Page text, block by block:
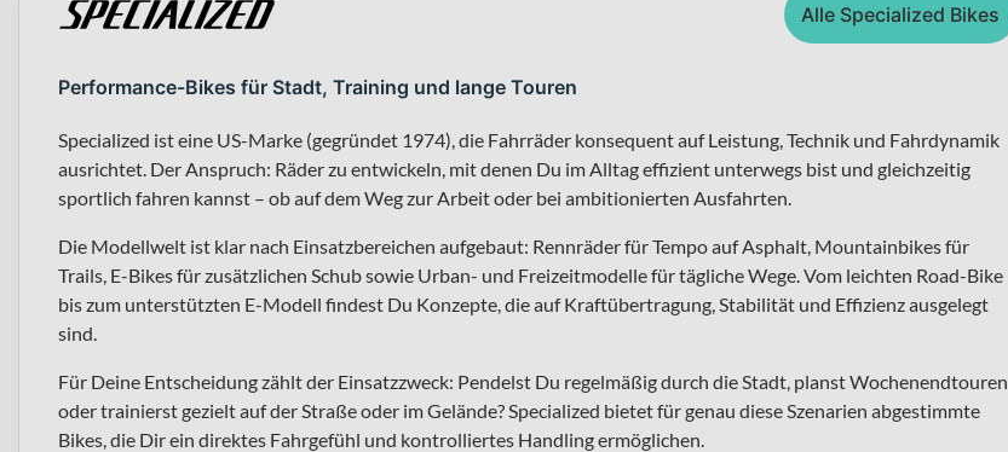
Alle Specialized Bikes
Performance-Bikes für Stadt, Training und lange Touren
Specialized ist eine US-Marke (gegründet 1974), die Fahrräder konsequent auf Leistung, Technik und Fahrdynamik
ausrichtet. Der Anspruch: Räder zu entwickeln, mit denen Du im Alltag effizient unterwegs bist und gleichzeitig
sportlich fahren kannst – ob auf dem Weg zur Arbeit oder bei ambitionierten Ausfahrten.
Die Modellwelt ist klar nach Einsatzbereichen aufgebaut: Rennräder für Tempo auf Asphalt, Mountainbikes für
Trails, E-Bikes für zusätzlichen Schub sowie Urban- und Freizeitmodelle für tägliche Wege. Vom leichten Road-Bike
bis zum unterstützten E-Modell findest Du Konzepte, die auf Kraftübertragung, Stabilität und Effizienz ausgelegt
sind.
Für Deine Entscheidung zählt der Einsatzzweck: Pendelst Du regelmäßig durch die Stadt, planst Wochenendtouren
oder trainierst gezielt auf der Straße oder im Gelände? Specialized bietet für genau diese Szenarien abgestimmte
Bikes, die Dir ein direktes Fahrgefühl und kontrolliertes Handling ermöglichen.